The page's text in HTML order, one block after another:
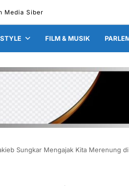
Media Siber
FILM & MUSIK
Sungkar Mengajak Kita Merenung